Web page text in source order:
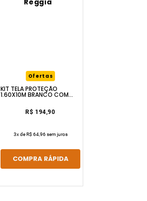
Ofertas
KIT TELA PROTEÇÃO
1.60X10M BRANCO COM
R$ 194,90
3x deR$ 64,96sem juros
COMPRA RÁPIDA